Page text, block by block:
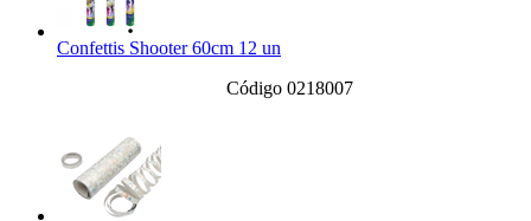
Confettis Shooter 60cm 12 un
Código 0218007